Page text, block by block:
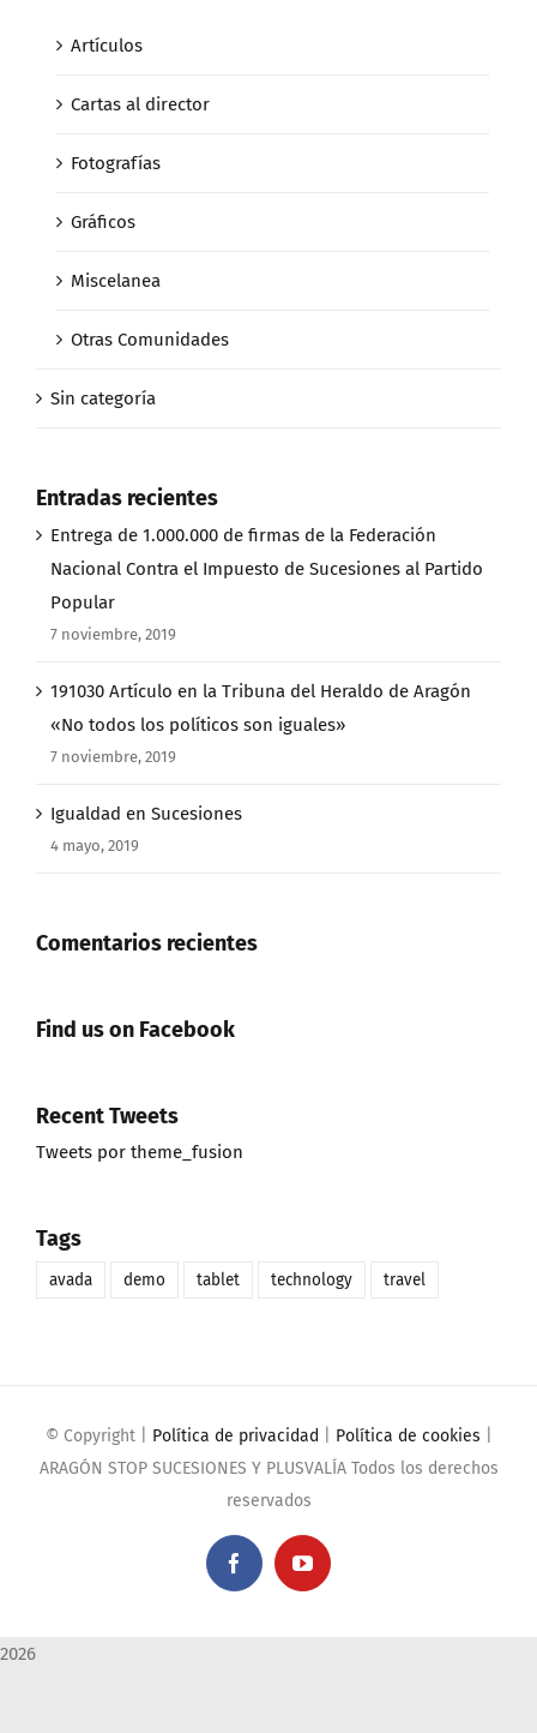
Artículos
Cartas al director
Fotografías
Gráficos
Miscelanea
Otras Comunidades
Sin categoría
Entradas recientes
Entrega de 1.000.000 de firmas de la Federación
Nacional Contra el Impuesto de Sucesiones al Partido
Popular
7 noviembre, 2019
191030 Artículo en la Tribuna del Heraldo de Aragón
«No todos los políticos son iguales»
7 noviembre, 2019
Igualdad en Sucesiones
4 mayo, 2019
Comentarios recientes
Find us on Facebook
Recent Tweets
Tweets por theme_fusion
Tags
avada demo tablet technology travel
© Copyright Política de privacidad Política de cookies
ARAGÓN STOP SUCESIONES Y PLUSVALÍA Todos los derechos
reservados
FacebookYouTube
2026